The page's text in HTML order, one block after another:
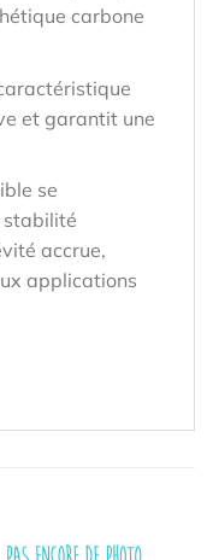
carbone
et garantit une
se
stabilité
accrue,
applications